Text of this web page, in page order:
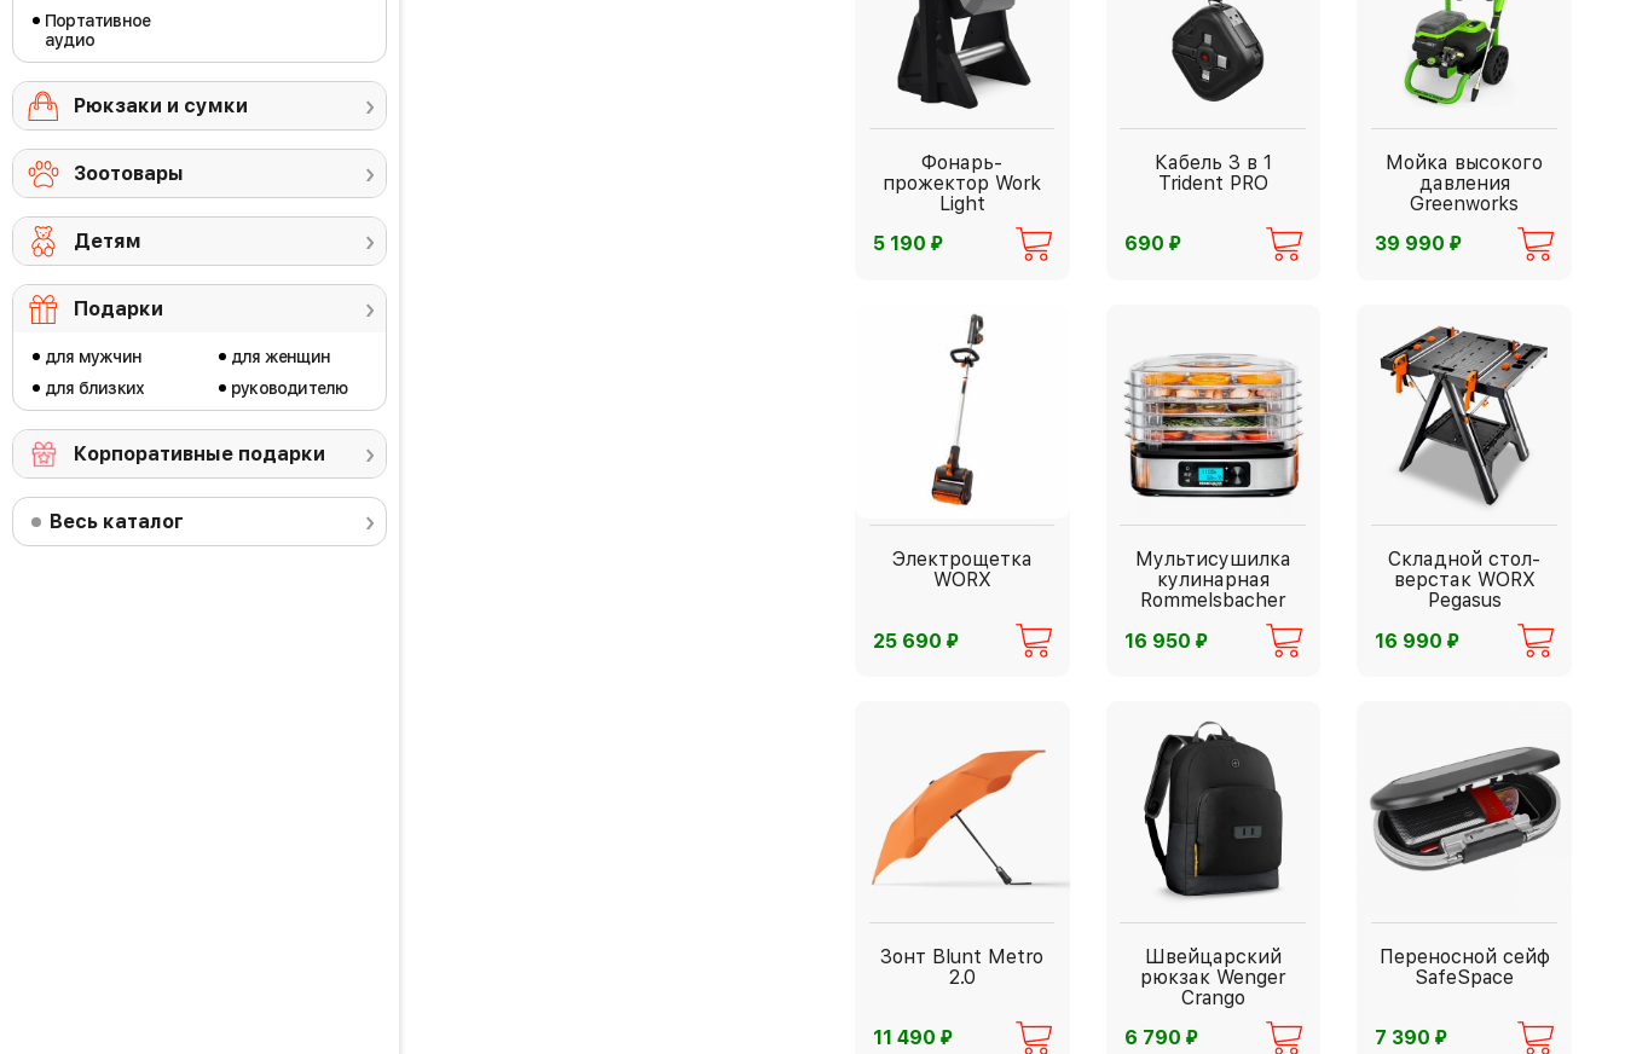
Портативное
аудио
Рюкзаки и сумки
Зоотовары
Детям
Подарки
для мужчин
для близких
для женщин
руководителю
Корпоративные подарки
Весь каталог
Фонарь-
прожектор Work
Light
5 190 ⃏
Кабель 3 в 1
Trident PRO
690 ⃏
Мойка высокого
давления
Greenworks
39 990⃏
Электрощетка
WORX
25 690 ⃏
Мультисушилка
кулинарная
Rommelsbacher
16 950 ⃏
Складной стол-
верстак WORX
Pegasus
16 990⃏
Зонт Blunt Metro
2.0
11 490 ⃏
Швейцарский
рюкзак Wenger
Crango
6 790 ⃏
Переносной сейф
SafeSpace
7 390⃏